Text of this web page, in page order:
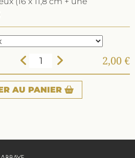
2,00 €
AU PANIER